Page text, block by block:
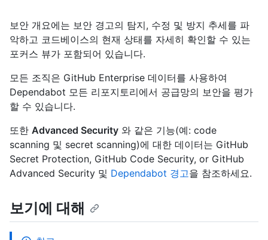
보안 개요에는 보안 경고의 탐지, 수정 및 방지 추세를 파
악하고 코드베이스의 현재 상태를 자세히 확인할 수 있는
포커스 뷰가 포함되어 있습니다.
모든 조직은 GitHub Enterprise 데이터를 사용하여
Dependabot 모든 리포지토리에서 공급망의 보안을 평가
할 수 있습니다.
또한 Advanced Security 와 같은 기능(예: code
scanning 및 secret scanning)에 대한 데이터는 GitHub
Secret Protection, GitHub Code Security, or GitHub
Advanced Security 및 Dependabot 경고을 참조하세요.
보기에 대해